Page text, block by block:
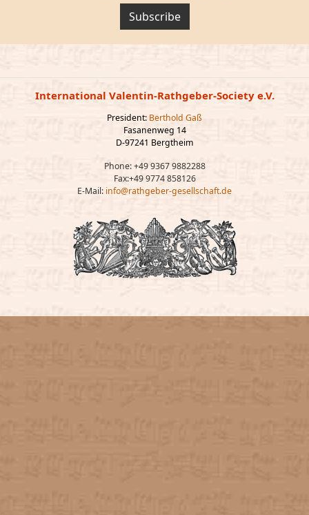
Subscribe
International Valentin-Rathgeber-Society e.V.
President: Berthold Gaß
Fasanenweg 14
D-97241 Bergtheim
Phone: +49 9367 9882288
Fax:+49 9774 858126
E-Mail: info@rathgeber-gesellschaft.de